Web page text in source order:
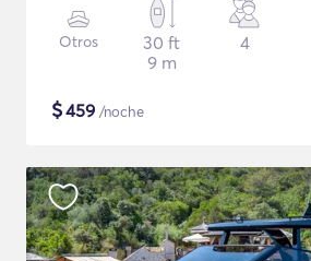
Otros
30 ft
9 m
4
$459 /noche